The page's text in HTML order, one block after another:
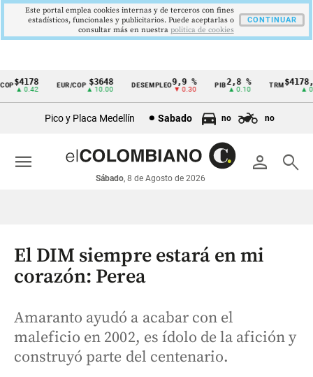
Cintillo
económicos
Colombia
$4178
▲ 0.42
EUR/COP $3648
▲ 10.00
DESEMPLEO9,9 %
▼ 0.30
2,8 %
▲ 0.10
TRM$4178,23
▲ 0.42
Pico y Placa Medellín Sabado no no
person search
Sábado, 8 de Agosto de 2026
menu
El DIM siempre estará en mi
corazón: Perea
Amaranto ayudó a acabar con el
maleficio en 2002, es ídolo de la afición y
construyó parte del centenario.
Este portal emplea cookies internas y de terceros con fines
estadísticos, funcionales y publicitarios. Puede aceptarlas o
consultar más en nuestra politica de cookies
CONTINUAR